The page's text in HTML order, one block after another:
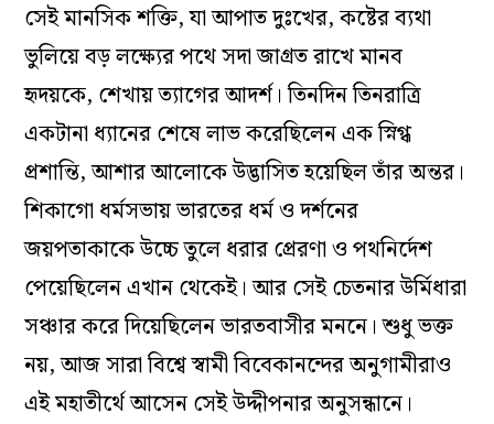
সেই মানসিক শক্তি, যা আপাত দুঃখের, কষ্টের ব্যথা
ভুলিয়ে বড় লক্ষ্যের পথে সদা জাগ্রত রাখে মানব
হৃদয়কে, শেখায় ত্যাগের আদর্শ। তিনদিন তিনরাত্রি
একটানা ধ্যানের শেষে লাভ করেছিলেন এক স্নিগ্ধ
প্রশান্তি, আশার আলোকে উদ্ভাসিত হয়েছিল তাঁর অন্তর।
শিকাগো ধর্মসভায় ভারতের ধর্ম ও দর্শনের
জয়পতাকাকে উচ্চে তুলে ধরার প্রেরণা ও পথনির্দেশ
পেয়েছিলেন এখান থেকেই। আর সেই চেতনার উর্মিধারা
সঞ্চার করে দিয়েছিলেন ভারতবাসীর মননে। শুধু ভক্ত
নয়, আজ সারা বিশ্বে স্বামী বিবেকানন্দের অনুগামীরাও
এই মহাতীর্থে আসেন সেই উদ্দীপনার অনুসন্ধানে।